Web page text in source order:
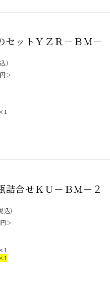
セットＹＺＲ－ＢＭ－
）
円＞
詰合せＫＵ－ＢＭ－２
込）
円＞